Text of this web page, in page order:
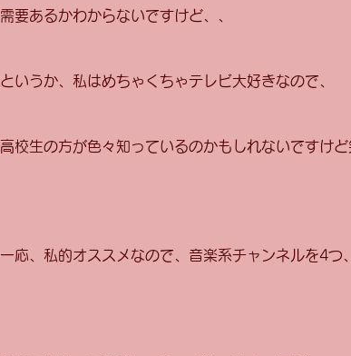
需要あるかわからないですけど、、
というか、私はめちゃくちゃテレビ大好きなので、
高校生の方が色々知っているのかもしれないですけど
一応、私的オススメなので、音楽系チャンネルを4つ